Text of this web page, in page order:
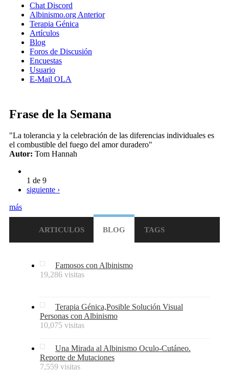
Chat Discord
Albinismo.org Anterior
Terapia Génica
Artículos
Blog
Foros de Discusión
Encuestas
Usuario
E-Mail OLA
Frase de la Semana
"La tolerancia y la celebración de las diferencias individuales es
el combustible del fuego del amor duradero"
Autor: Tom Hannah
1 de 9
siguiente ›
más
ARTICULOS BLOG TAGS
Famosos con Albinismo
19,286 visitas
Terapia Génica,Posible Solución Visual
Personas con Albinismo
10,075 visitas
Una Mirada al Albinismo Oculo-Cutáneo.
Reporte de Mutaciones
7,559 visitas